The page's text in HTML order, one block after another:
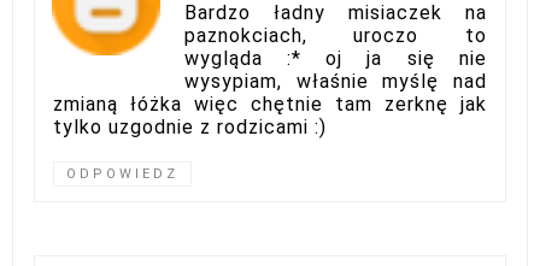
Bardzo ładny misiaczek na
paznokciach, uroczo to
wygląda :* oj ja się nie
wysypiam, właśnie myślę nad
zmianą łóżka więc chętnie tam zerknę jak
tylko uzgodnie z rodzicami :)
ODPOWIEDZ